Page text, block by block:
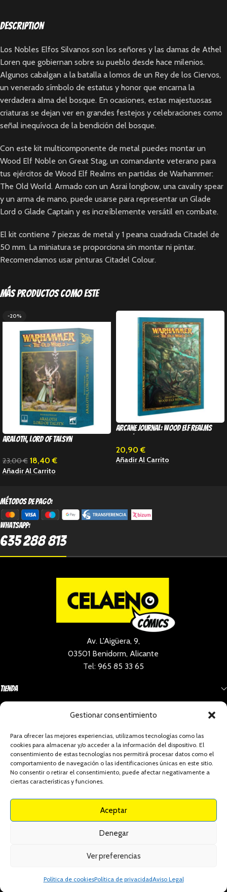
Gestionar consentimiento
Para ofrecer las mejores experiencias, utilizamos tecnologías como las
cookies para almacenar y/o acceder a la información del dispositivo. El
consentimiento de estas tecnologías nos permitirá procesar datos como el
comportamiento de navegación o las identificaciones únicas en este sitio.
No consentir o retirar el consentimiento, puede afectar negativamente a
ciertas características y funciones.
Aceptar
Denegar
Ver preferencias
Política de cookiesPolítica de privacidadAviso Legal
Description
Los Nobles Elfos Silvanos son los señores y las damas de Athel
Loren que gobiernan sobre su pueblo desde hace milenios.
Algunos cabalgan a la batalla a lomos de un Rey de los Ciervos,
un venerado símbolo de estatus y honor que encarna la
verdadera alma del bosque. En ocasiones, estas majestuosas
criaturas se dejan ver en grandes festejos y celebraciones como
señal inequívoca de la bendición del bosque.
Con este kit multicomponente de metal puedes montar un
Wood Elf Noble on Great Stag, un comandante veterano para
tus ejércitos de Wood Elf Realms en partidas de Warhammer:
The Old World. Armado con un Asrai longbow, una cavalry spear
y un arma de mano, puede usarse para representar un Glade
Lord o Glade Captain y es increíblemente versátil en combate.
El kit contiene 7 piezas de metal y 1 peana cuadrada Citadel de
50 mm. La miniatura se proporciona sin montar ni pintar.
Recomendamos usar pinturas Citadel Colour.
Más productos como este
-20%
Araloth, Lord of Talsyn
23,00€ 18,40€
Añadir Al Carrito
Arcane Journal: Wood Elf Realms
20,90€
Añadir Al Carrito
métodos de pago:
Whatsapp:
635 288 813
Av. L'Aigüera, 9,
03501 Benidorm, Alicante
Tel: 965 85 33 65
Tienda
Social
Celaeno Comics - Todos los derechos reservados
Política De PrivacidadEnvíos Y DevolucionesCondiciones Generales